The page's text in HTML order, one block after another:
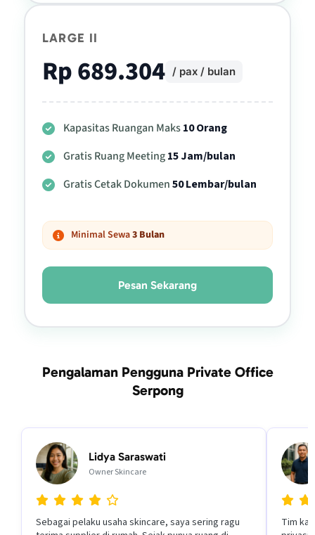
LARGE II
Rp 689.304 / pax / bulan
Kapasitas Ruangan Maks10 Orang
Gratis Ruang Meeting15 Jam/bulan
Gratis Cetak Dokumen50 Lembar/bulan
Minimal Sewa3 Bulan
Pesan Sekarang
Pengalaman Pengguna Private Office
Serpong
Lidya Saraswati
Owner Skincare
Sebagai pelaku usaha skincare, saya sering ragu
Tim